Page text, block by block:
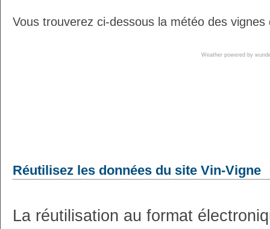
Vous trouverez ci-dessous la météo des
Weather powered by
Réutilisez les données du site Vin-Vigne
La réutilisation au format